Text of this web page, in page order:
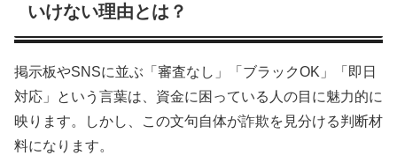
いけない理由とは？
掲示板やSNSに並ぶ「審査なし」「ブラックOK」「即日
対応」という言葉は、資金に困っている人の目に魅力的に
映ります。しかし、この文句自体が詐欺を見分ける判断材
料になります。